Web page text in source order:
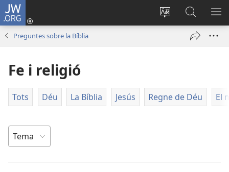
JW.ORG
Canviar
l'idioma
Iniciar
sessió
Busca
a
JW.ORG
Preguntes sobre la Bíblia
Fe i religió
Tots Déu La Bíblia Jesús Regne de Déu El